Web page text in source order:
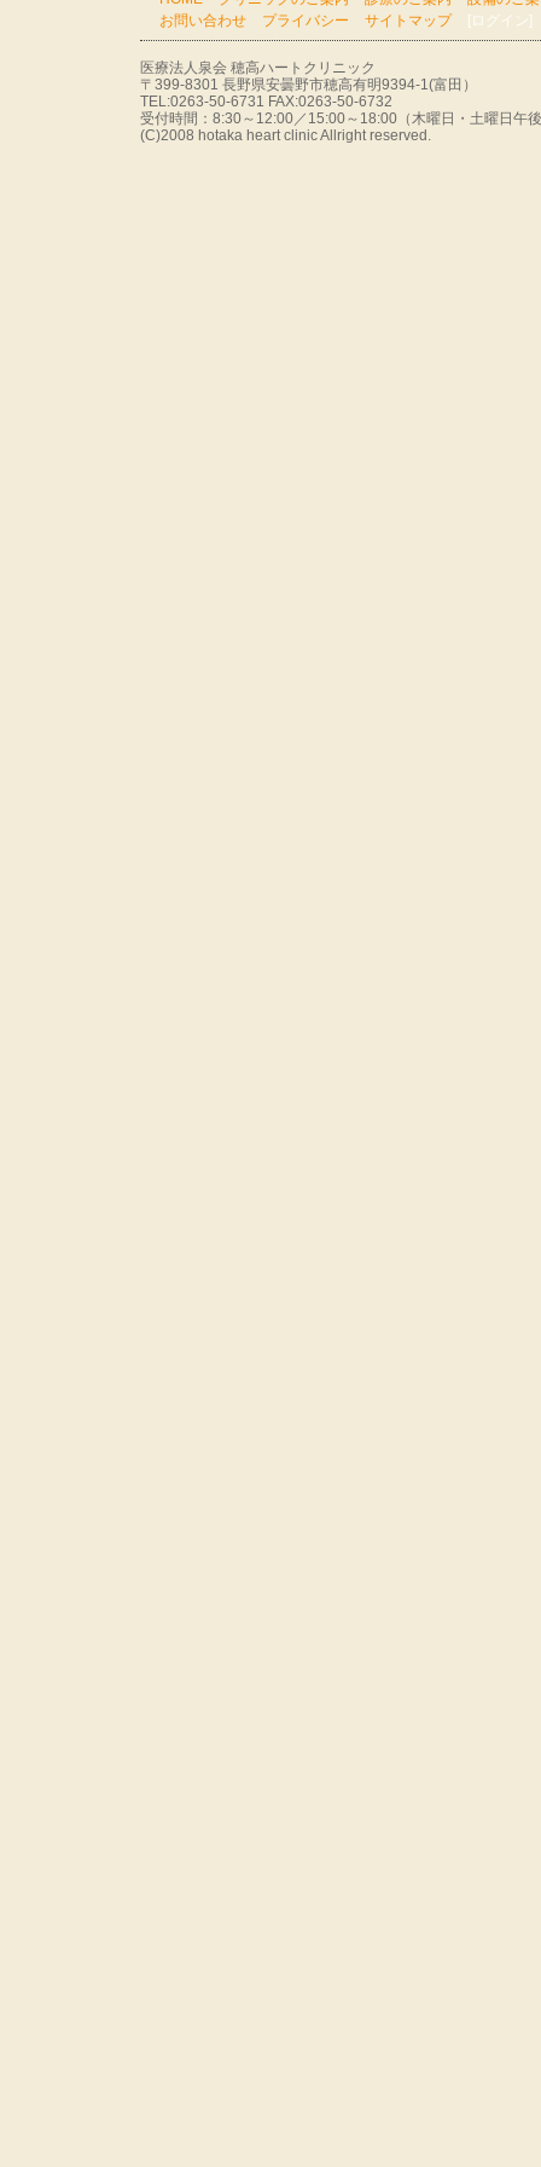
お問い合わせ
プライバシー サイトマップ [ログイン]
医療法人泉会 穂高ハートクリニック
〒399-8301 長野県安曇野市穂高有明9394-1(富田）
TEL:0263-50-6731 FAX:0263-50-6732
受付時間：8:30～12:00／15:00～18:00（木曜日・土曜日午
(C)2008 hotaka heart clinic Allright reserved.